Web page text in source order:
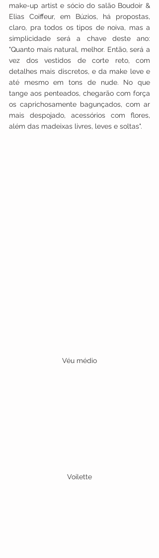
make-up artist e sócio do salão Boudoir &
Elias Coiffeur, em Búzios, há propostas,
claro, pra todos os tipos de noiva, mas a
simplicidade será a chave deste ano:
"Quanto mais natural, melhor. Então, será a
vez dos vestidos de corte reto, com
detalhes mais discretos, e da make leve e
até mesmo em tons de nude. No que
tange aos penteados, chegarão com força
os caprichosamente bagunçados, com ar
mais despojado, acessórios com flores,
além das madeixas livres, leves e soltas".
Véu médio
Voilette